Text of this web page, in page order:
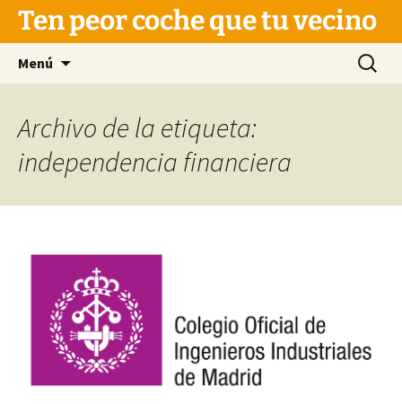
Saltar
contenido
Ten peor coche que tu vecino
Menú Buscar:
Archivo de la etiqueta:
independencia financiera